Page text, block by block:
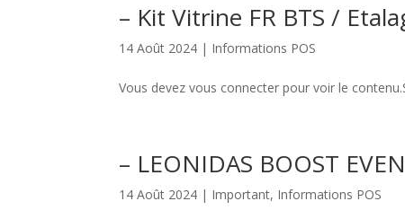
– Kit Vitrine FR BTS /
14 Août 2024 | Informations POS
Vous devez vous connecter pour voir le
– LEONIDAS BOOST
14 Août 2024 | Important, Informations POS